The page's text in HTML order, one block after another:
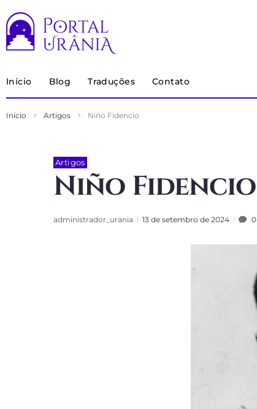
Início Blog Traduções Contato
Início Artigos Niño Fidencio
Artigos
Niño Fidencio
administrador_urania 13 de setembro de 2024 0